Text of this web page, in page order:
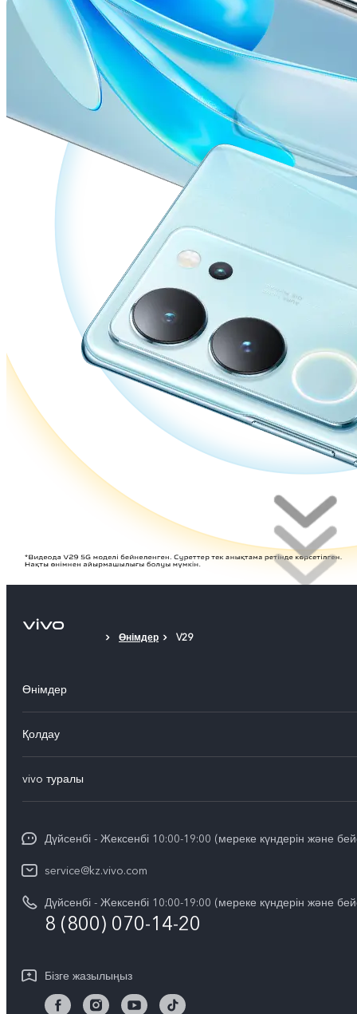
Өнімдер V29
Өнімдер
X300
X200
Барлық үлгілер
Қолдау
Сервистік орталықтар
Funtouch OS
IMEI сәйкестендіру
Қосалқы бөлшектердің құнын сұрау
Жүйені жаңарту
vivo туралы
Баспасөз орталығы
vivo компаниясында жұмыс жасау
Құқықтық хабарламалар
vivo құпиялық орталығы
Тұрақтылық
Дүйсенбі - Жексенбі 10:00-19:00 (мереке күндерін және
service@kz.vivo.com
Дүйсенбі - Жексенбі 10:00-19:00 (мереке күндерін және
8 (800) 070-14-20
Бізге жазылыңыз